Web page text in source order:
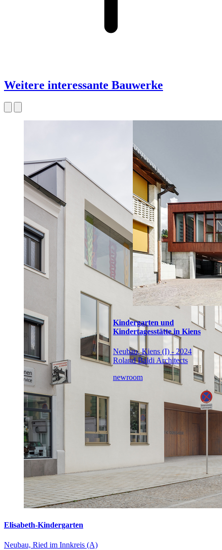
Weitere interessante Bauwerke
Elisabeth-Kindergarten
Neubau, Ried im Innkreis (A)
Kindergarten und
Kindertagesstätte in Kiens
Neubau, Kiens (I) - 2024
Roland Baldi Architects
newroom